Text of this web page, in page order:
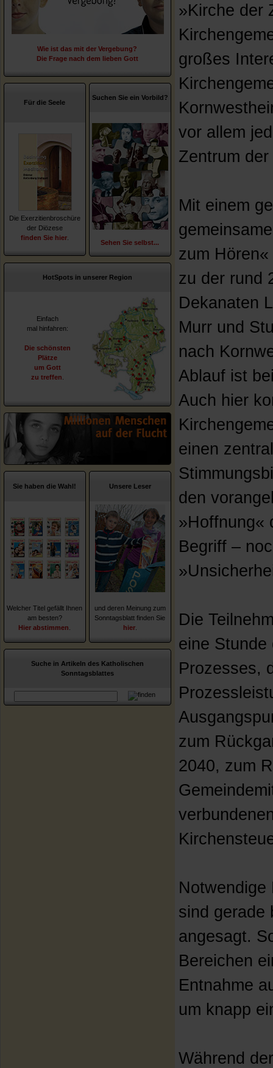
Wie ist das mit der Vergebung?
Die Frage nach dem lieben Gott
Für die Seele
Die Exerzitienbroschüre
der Diözese
finden Sie hier
Suchen Sie ein Vorbild?
Sehen Sie selbst...
HotSpots in unserer Region
Einfach
mal hinfahren:
Die schönsten
Plätze
um Gott
zu treffen
Sie haben die Wahl!
Welcher Titel gefällt Ihnen
am besten?
Hier abstimmen
Unsere Leser
und deren Meinung zum
Sonntagsblatt finden Sie
hier
Suche in Artikeln des Katholischen
Sonntagsblattes
»Kirche der
großes
vor allem
Zentrum
Mit einem
zum
zu der rund
Dekanaten
Murr und
nach
Ablauf ist
Auch hier
einen
den
»Hoffnung«
Begriff –
Die
eine Stunde
Prozesses,
zum
2040, zum
Notwendige
sind gerade
angesagt.
Bereichen
Entnahme
um knapp
Während